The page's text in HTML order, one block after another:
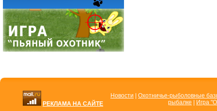
РЕКЛАМА НА САЙТЕ
Новости
Охотничье-рыболовные
рыбалке
Игра